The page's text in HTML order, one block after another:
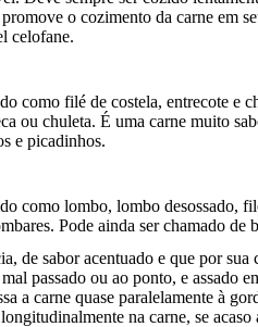
o cozimento da carne em
celofane.
como filé de costela, entrecote e
ou chuleta. É uma carne muito
e picadinhos.
como lombo, lombo desossado,
Pode ainda ser chamado
de sabor acentuado e que por
passado ou ao ponto, e assado
a carne quase paralelamente à
na carne, se